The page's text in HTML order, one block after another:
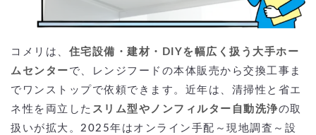
コメリは、 住宅設備・建材・DIYを幅広く扱う大手ホー
ムセンター で、レンジフードの本体販売から交換工事ま
でワンストップで依頼できます。近年は、清掃性と省エ
ネ性を両立した スリム型やノンフィルター自動洗浄の取
扱いが拡大。2025年はオンライン手配～現地調査～設